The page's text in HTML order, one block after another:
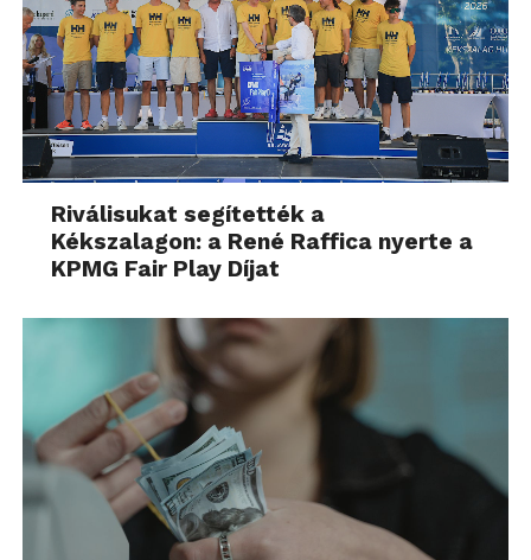
Riválisukat segítették a
Kékszalagon: a René Raffica nyerte a
KPMG Fair Play Díjat